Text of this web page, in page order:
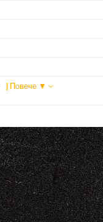
| Повече ▼